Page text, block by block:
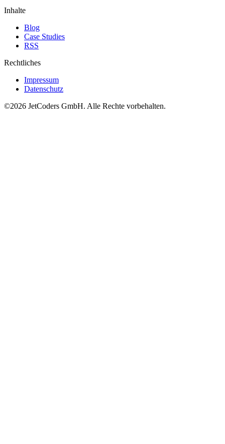
Inhalte
Blog
Case Studies
RSS
Rechtliches
Impressum
Datenschutz
©2026 JetCoders GmbH. Alle Rechte vorbehalten.